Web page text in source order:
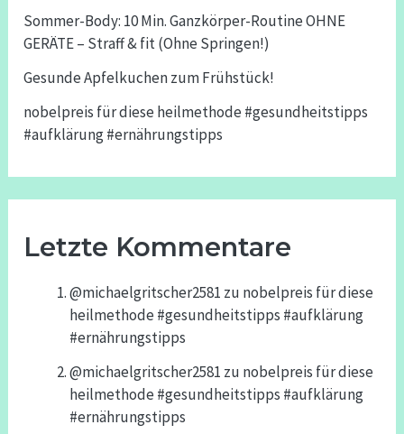
Sommer-Body: 10 Min. Ganzkörper-Routine OHNE
GERÄTE – Straff & fit (Ohne Springen!)
Gesunde Apfelkuchen zum Frühstück!
nobelpreis für diese heilmethode #gesundheitstipps
#aufklärung #ernährungstipps
Letzte Kommentare
@michaelgritscher2581 zu nobelpreis für diese
heilmethode #gesundheitstipps #aufklärung
#ernährungstipps
@michaelgritscher2581 zu nobelpreis für diese
heilmethode #gesundheitstipps #aufklärung
#ernährungstipps